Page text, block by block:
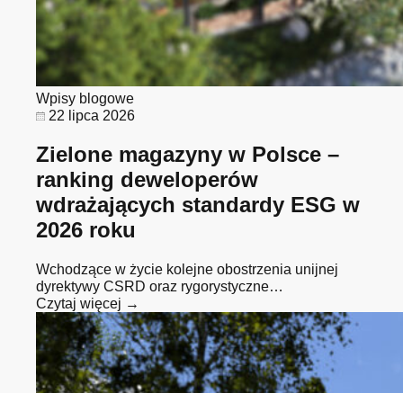
Wpisy blogowe
22 lipca 2026
Zielone magazyny w Polsce –
ranking deweloperów
wdrażających standardy ESG w
2026 roku
Wchodzące w życie kolejne obostrzenia unijnej
dyrektywy CSRD oraz rygorystyczne…
Czytaj więcej →